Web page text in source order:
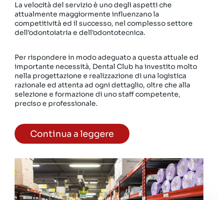
La velocità del servizio è uno degli aspetti che
attualmente maggiormente influenzano la
competitività ed il successo, nel complesso settore
dell’odontoiatria e dell’odontotecnica.
Per rispondere in modo adeguato a questa attuale ed
importante necessità, Dental Club ha investito molto
nella progettazione e realizzazione di una logistica
razionale ed attenta ad ogni dettaglio, oltre che alla
selezione e formazione di uno staff competente,
preciso e professionale.
Continua a leggere